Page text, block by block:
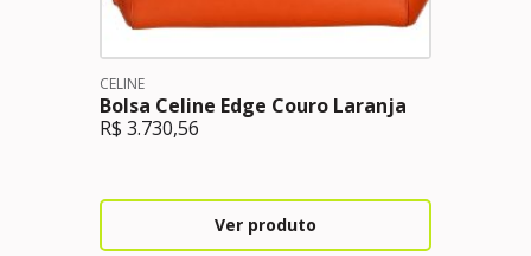
CELINE
Bolsa Celine Edge Couro Laranja
R$ 3.730,56
Ver produto